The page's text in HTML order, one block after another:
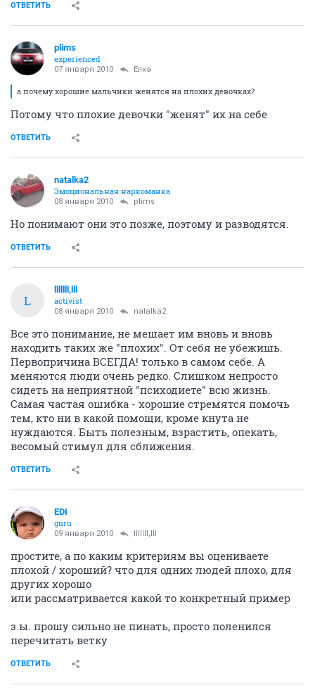
ОТВЕТИТЬ
plims
experienced
07 января 2010 Ёлка
а почему хорошие мальчики женятся на плохих девочках?
Потому что плохие девочки "женят" их на себе
ОТВЕТИТЬ
natalka2
Эмоциональная наркоманка
08 января 2010 plims
Но понимают они это позже, поэтому и разводятся.
ОТВЕТИТЬ
L
lllllll,lll
activist
08 января 2010 natalka2
Все это понимание, не мешает им вновь и вновь
находить таких же "плохих". От себя не убежишь.
Первопричина ВСЕГДА! только в самом себе. А
меняются люди очень редко. Слишком непросто
сидеть на неприятной "психодиете" всю жизнь.
Самая частая ошибка - хорошие стремятся помочь
тем, кто ни в какой помощи, кроме кнута не
нуждаются. Быть полезным, взрастить, опекать,
весомый стимул для сближения.
ОТВЕТИТЬ
EDI
guru
09 января 2010 lllllll,lll
простите, а по каким критериям вы оцениваете
плохой / хороший? что для одних людей плохо, для
других хорошо
или рассматривается какой то конкретный пример
з.ы. прошу сильно не пинать, просто поленился
перечитать ветку
ОТВЕТИТЬ